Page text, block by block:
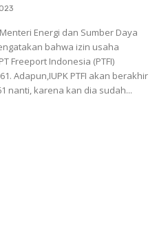
-Menteri Energi dan Sumber Daya
bahwa izin usaha
Freeport Indonesia (PTFI)
nanti, karena kan dia sudah...